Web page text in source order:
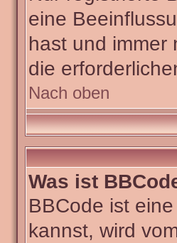
eine
hast und immer
die
Nach oben
Was ist
BBCode ist
kannst, wird